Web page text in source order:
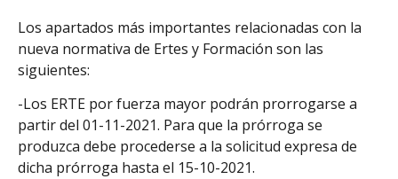
Los apartados más importantes relacionadas con la
nueva normativa de Ertes y Formación son las
siguientes:
-Los ERTE por fuerza mayor podrán prorrogarse a
partir del 01-11-2021. Para que la prórroga se
produzca debe procederse a la solicitud expresa de
dicha prórroga hasta el 15-10-2021.